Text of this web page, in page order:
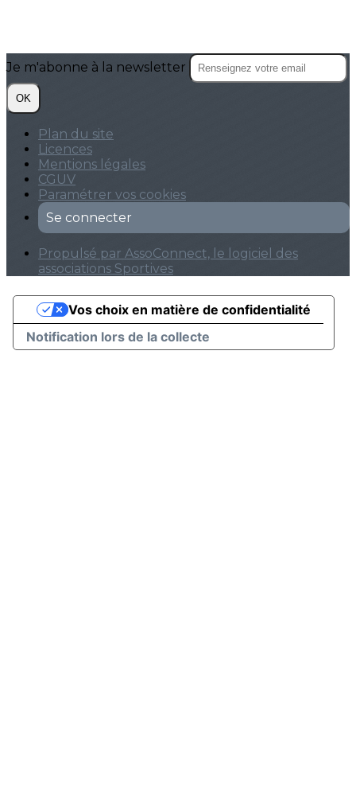
Je m'abonne à la newsletter
OK
Plan du site
Licences
Mentions légales
CGUV
Paramétrer vos cookies
Se connecter
Propulsé par AssoConnect, le logiciel des
associations Sportives
Notification lors de la collecte
Vos choix en matière de confidentialité